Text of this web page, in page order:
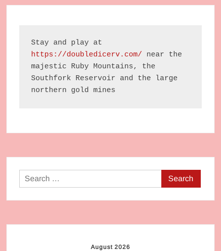
https://doubledicerv.com/ near the
majestic Ruby Mountains, the
Southfork Reservoir and the large
northern gold mines
Search
for:
August 2026